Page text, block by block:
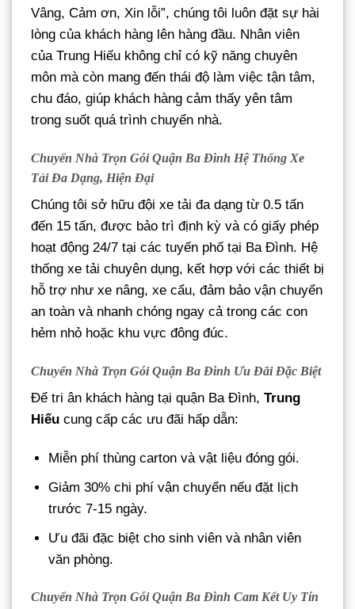
Vâng, Cảm ơn, Xin lỗi”, chúng tôi luôn đặt sự hài
lòng của khách hàng lên hàng đầu. Nhân viên
của Trung Hiếu không chỉ có kỹ năng chuyên
môn mà còn mang đến thái độ làm việc tận tâm,
chu đáo, giúp khách hàng cảm thấy yên tâm
trong suốt quá trình chuyển nhà.
Chuyển Nhà Trọn Gói Quận Ba Đình Hệ Thống Xe
Tải Đa Dạng, Hiện Đại
Chúng tôi sở hữu đội xe tải đa dạng từ 0.5 tấn
đến 15 tấn, được bảo trì định kỳ và có giấy phép
hoạt động 24/7 tại các tuyến phố tại Ba Đình. Hệ
thống xe tải chuyên dụng, kết hợp với các thiết bị
hỗ trợ như xe nâng, xe cẩu, đảm bảo vận chuyển
an toàn và nhanh chóng ngay cả trong các con
hẻm nhỏ hoặc khu vực đông đúc.
Chuyển Nhà Trọn Gói Quận Ba Đình Ưu Đãi Đặc Biệt
Để tri ân khách hàng tại quận Ba Đình, Trung
Hiếu cung cấp các ưu đãi hấp dẫn:
Miễn phí thùng carton và vật liệu đóng gói.
Giảm 30% chi phí vận chuyển nếu đặt lịch
trước 7-15 ngày.
Ưu đãi đặc biệt cho sinh viên và nhân viên
văn phòng.
Chuyển Nhà Trọn Gói Quận Ba Đình Cam Kết Uy Tín